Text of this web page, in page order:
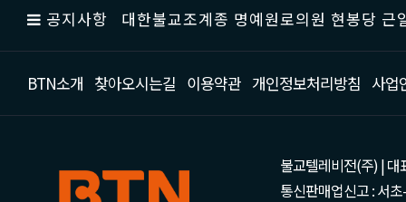
공지사항 대한불교조계종 명예원로의원 현봉당
BTN소개 찾아오시는길 이용약관 개인정보처리방침 사업
불교텔레비전(주) | 대
통신판매업신고 : 서